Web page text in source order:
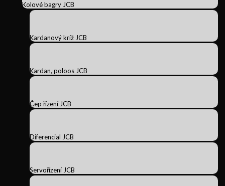
Kolové bagry JCB
Kardanový kríž JCB
Kardan, poloos JCB
Čep řízení JCB
Diferencial JCB
Servořízení JCB